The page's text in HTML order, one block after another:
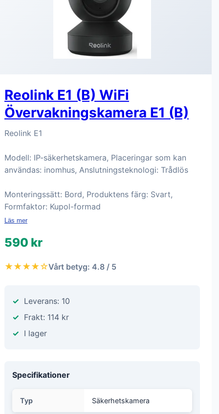
Reolink E1 (B) WiFi
Övervakningskamera E1 (B)
Reolink E1
Modell: IP-säkerhetskamera, Placeringar som kan
användas: inomhus, Anslutningsteknologi: Trådlös
Monteringssätt: Bord, Produktens färg: Svart,
Formfaktor: Kupol-formad
Läs mer
590 kr
★★★★☆Vårt betyg: 4.8 / 5
Leverans: 10
Frakt: 114 kr
I lager
Specifikationer
Typ Säkerhetskamera